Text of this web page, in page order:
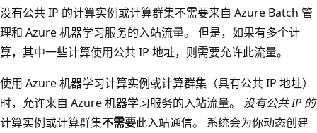
没有公共 IP 的计算实例或计算群集不需要来自 Azure Batch 管
理和 Azure 机器学习服务的入站流量。 但是，如果有多个计
算，其中一些计算使用公共 IP 地址，则需要允许此流量。
使用 Azure 机器学习计算实例或计算群集（具有公共 IP 地址）
时，允许来自 Azure 机器学习服务的入站流量。 没有公共 IP 的
计算实例或计算群集不需要此入站通信。 系统会为你动态创建